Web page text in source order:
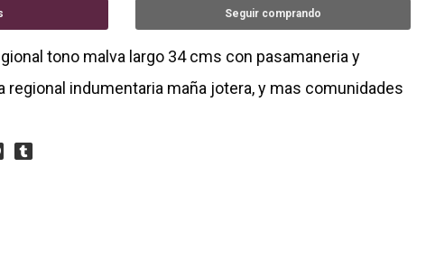
Seguir comprando
tono malva largo 34 cms con pasamaneria y
regional indumentaria maña jotera, y mas comunidades